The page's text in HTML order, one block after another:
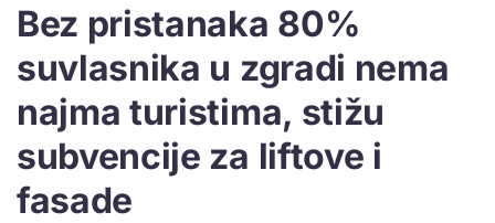
Bez pristanaka 80%
suvlasnika u zgradi nema
najma turistima, stižu
subvencije za liftove i
fasade